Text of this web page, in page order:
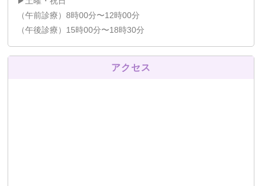
（午前診療）8時00分〜12時00分
（午後診療）15時00分〜18時30分
アクセス